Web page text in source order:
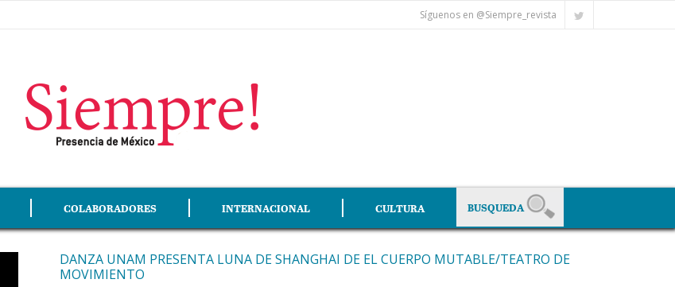
Síguenos en @Siempre_revista
COLABORADORES INTERNACIONAL CULTURA
DANZA UNAM PRESENTA LUNA DE SHANGHAI DE EL CUERPO MUTABLE/TEATRO DE
MOVIMIENTO